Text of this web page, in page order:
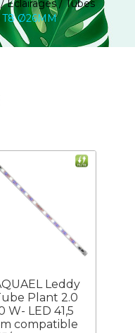
Eclairages
Tubes
T8 Ø26MM
Leddy
Plant 2.0
W- LED 41,5
compatible